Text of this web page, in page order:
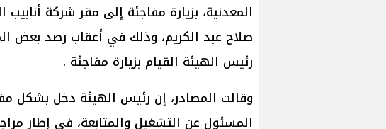
المعدنية، بزيارة مفاجئة إلى مقر شركة
صلاح عبد الكريم، وذلك في أعقاب رصد بعض
رئيس الهيئة القيام بزيارة مفاجئة .
وقالت المصادر، إن رئيس الهيئة دخل بشكل
المسئول عن التشغيل والمتابعة، في إطار